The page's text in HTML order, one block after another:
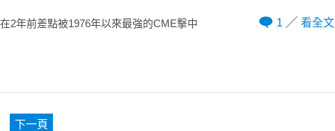
2年前差點被1976年以來最強的CME擊中 1 看全文
下一頁